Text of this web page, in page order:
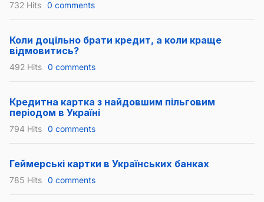
732 Hits 0 comments
Коли доцільно брати кредит, а коли краще
відмовитись?
492 Hits 0 comments
Кредитна картка з найдовшим пільговим
періодом в Україні
794 Hits 0 comments
Геймерські картки в Українських банках
785 Hits 0 comments